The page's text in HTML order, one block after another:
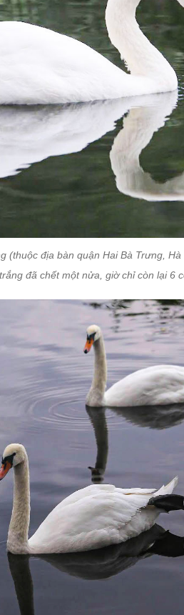
(thuộc địa bàn quận Hai Bà Trưng,
đã chết một nửa, giờ chỉ còn lại 6